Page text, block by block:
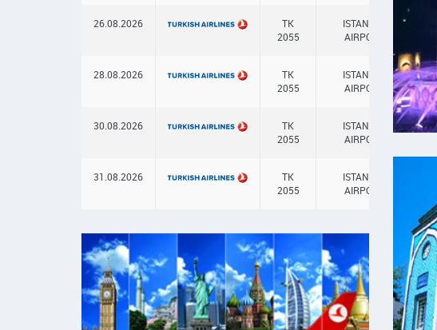
26.08.2026
TK
2055
ISTANBUL
AIRPORT
28.08.2026
TK
2055
ISTANBUL
AIRPORT
30.08.2026
TK
2055
ISTANBUL
AIRPORT
31.08.2026
TK
2055
ISTANBUL
AIRPORT